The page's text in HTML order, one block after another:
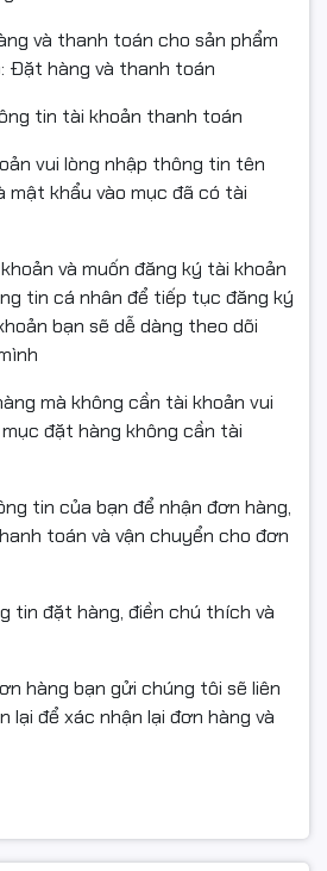
và thanh toán cho sản phẩm
Đặt hàng và thanh toán
tin tài khoản thanh toán
vui lòng nhập thông tin tên
mật khẩu vào mục đã có tài
và muốn đăng ký tài khoản
tin cá nhân để tiếp tục đăng ký
bạn sẽ dễ dàng theo dõi
mà không cần tài khoản vui
đặt hàng không cần tài
tin của bạn để nhận đơn hàng,
toán và vận chuyển cho đơn
tin đặt hàng, điền chú thích và
hàng bạn gửi chúng tôi sẽ liên
lại để xác nhận lại đơn hàng và